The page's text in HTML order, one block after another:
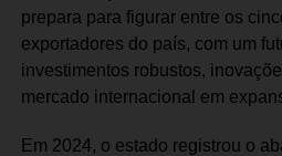
prepara para figurar entre os
exportadores do país, com um
investimentos robustos,
mercado internacional em
Em 2024, o estado registrou o